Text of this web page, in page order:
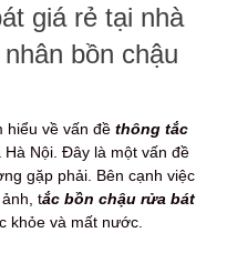
giá rẻ tại nhà
bồn chậu
hiểu về vấn đề thông tắc
Hà Nội. Đây là một vấn đề
gặp phải. Bên cạnh việc
tắc bồn chậu rửa bát
khỏe và mất nước.